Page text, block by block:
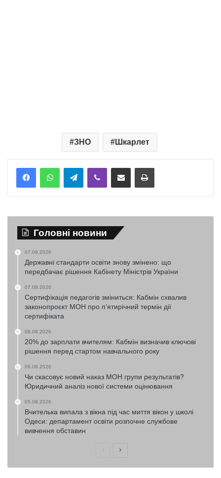
ЗНО Шкарлет
TelegramViber Надіслати електронною поштоюНадрукувати
Головні новини
07.08.2026
Державні стандарти освіти знову змінено: що
передбачає рішення Кабінету Міністрів України
07.08.2026
Сертифікація педагогів зміниться: Кабмін схвалив
законопроєкт МОН про п’ятирічний термін дії
сертифіката
06.08.2026
20% до зарплати вчителям: Кабмін визначив ключові
рішення перед стартом навчального року
06.08.2026
Чи скасовує новий наказ МОН групи результатів?
Юридичний аналіз нової системи оцінювання
05.08.2026
Вчителька випала з вікна під час миття вікон у школі
Одеси: департамент освіти розпочне службове
вивчення обставин
ПопередняНаступна